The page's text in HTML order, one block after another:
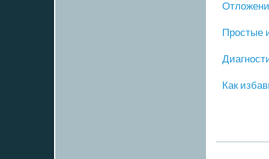
Прοстые
Как